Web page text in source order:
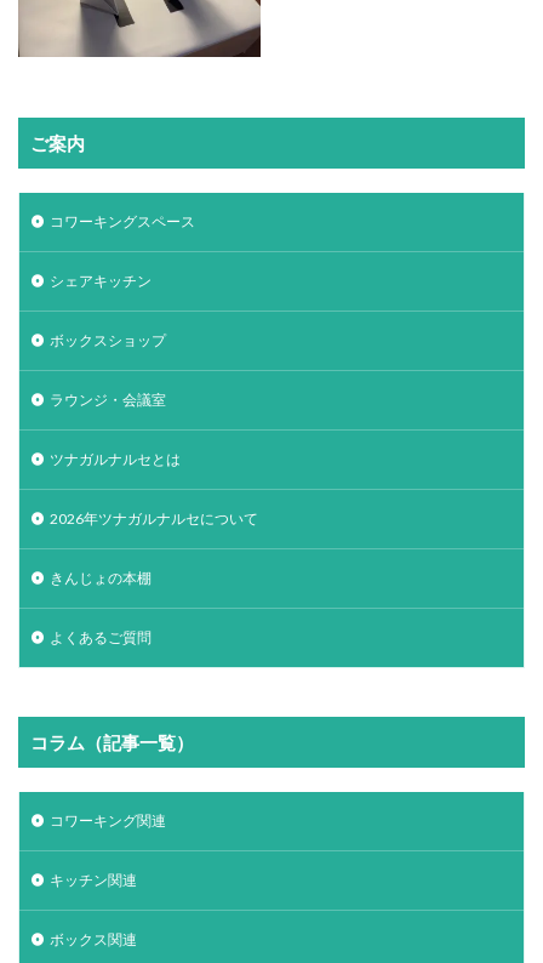
ご案内
コワーキングスペース
シェアキッチン
ボックスショップ
ラウンジ・会議室
ツナガルナルセとは
2026年ツナガルナルセについて
きんじょの本棚
よくあるご質問
コラム（記事一覧）
コワーキング関連
キッチン関連
ボックス関連